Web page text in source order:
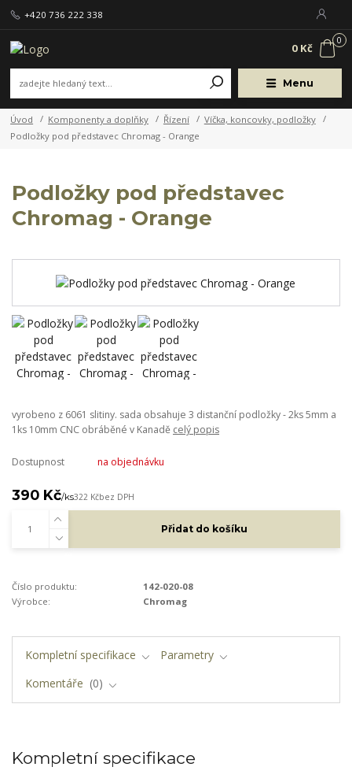
Menu
+420 736 222 338
0
0 Kč
Úvod Komponenty a doplňky Řízení
Víčka, koncovky, podložky
Podložky pod představec Chromag - Orange
Podložky pod představec
Chromag - Orange
vyrobeno z 6061 slitiny. sada obsahuje 3 distanční podložky - 2ks 5mm a
1ks 10mm CNC obráběné v Kanadě celý popis
Dostupnost na objednávku
390 Kč/ks322 Kčbez DPH
Přidat do košíku
Číslo produktu:
142-020-08
Výrobce:
Chromag
Kompletní specifikace
Parametry
Komentáře
0
Kompletní specifikace